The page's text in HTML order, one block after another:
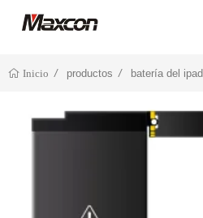
Inicio productos batería del ipad